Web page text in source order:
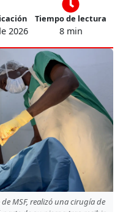
2026
Tiempo de lectura
8 min
MSF, realizó una cirugía de